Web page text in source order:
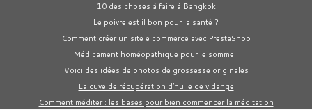
10 des choses à faire à Bangkok
Le poivre est il bon pour la santé ?
Comment créer un site e commerce avec PrestaShop
Médicament homéopathique pour le sommeil
Voici des idées de photos de grossesse originales
La cuve de récupération d’huile de vidange
Comment méditer : les bases pour bien commencer la méditation